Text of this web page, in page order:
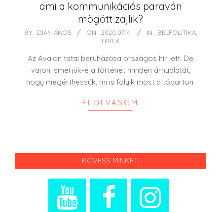
ami a kommunikációs paraván
mögött zajlik?
2020-
BY: DIÁN ÁKOS ON: 2020.07.14. IN: BELPOLITIKA,
HÍREK
Az Avalon tatai beruházása országos hír lett. De
vajon ismerjük-e a történet minden árnyalatát,
hogy megérthessük, mi is folyik most a tóparton.
ELOLVASOM
KÖVESS MINKET!